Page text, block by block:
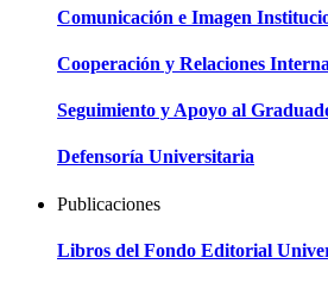
Comunicación e Imagen
Cooperación y Relaciones
Seguimiento y Apoyo al
Defensoría Universitaria
Publicaciones
Libros del Fondo Editorial